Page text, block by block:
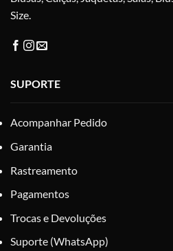
Size.
SUPORTE
Acompanhar Pedido
Garantia
Rastreamento
Pagamentos
Trocas e Devoluções
Suporte (WhatsApp)